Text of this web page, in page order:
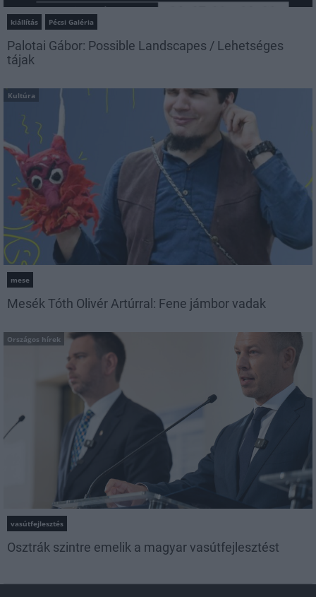
kiállítás Pécsi Galéria
Palotai Gábor: Possible Landscapes / Lehetséges
tájak
Kultúra
mese
Mesék Tóth Olivér Artúrral: Fene jámbor vadak
Országos hírek
vasútfejlesztés
Osztrák szintre emelik a magyar vasútfejlesztést